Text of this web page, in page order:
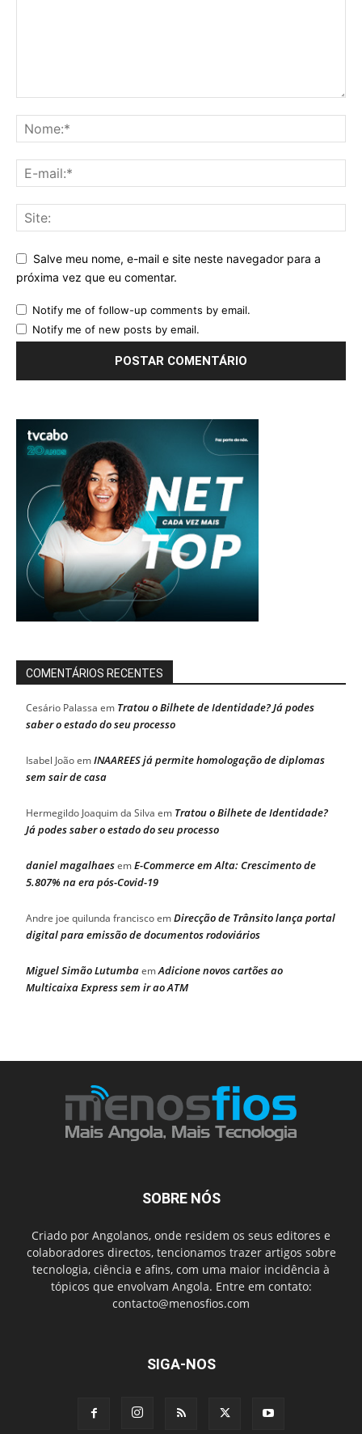
Salve meu nome, e-mail e site neste navegador para a
próxima vez que eu comentar.
Notify me of follow-up comments by email.
Notify me of new posts by email.
COMENTÁRIOS RECENTES
Cesário Palassa em Tratou o Bilhete de Identidade? Já podes
saber o estado do seu processo
Isabel JoãoemINAAREES já permite homologação de diplomas
sem sair de casa
Hermegildo Joaquim da Silva em Tratou o Bilhete de Identidade?
Já podes saber o estado do seu processo
daniel magalhaesemE-Commerce em Alta: Crescimento de
5.807% na era pós-Covid-19
Andre joe quilunda franciscoemDirecção de Trânsito lança portal
digital para emissão de documentos rodoviários
Miguel Simão LutumbaemAdicione novos cartões ao
Multicaixa Express sem ir ao ATM
SOBRE NÓS
Criado por Angolanos, onde residem os seus editores e
colaboradores directos, tencionamos trazer artigos sobre
tecnologia, ciência e afins, com uma maior incidência à
tópicos que envolvam Angola. Entre em contato:
contacto@menosfios.com
SIGA-NOS